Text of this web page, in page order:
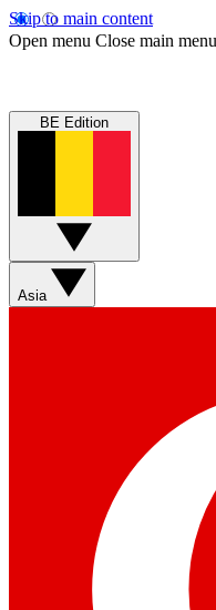
Skip to main content
Open menu Close main menu
BE Edition
Asia